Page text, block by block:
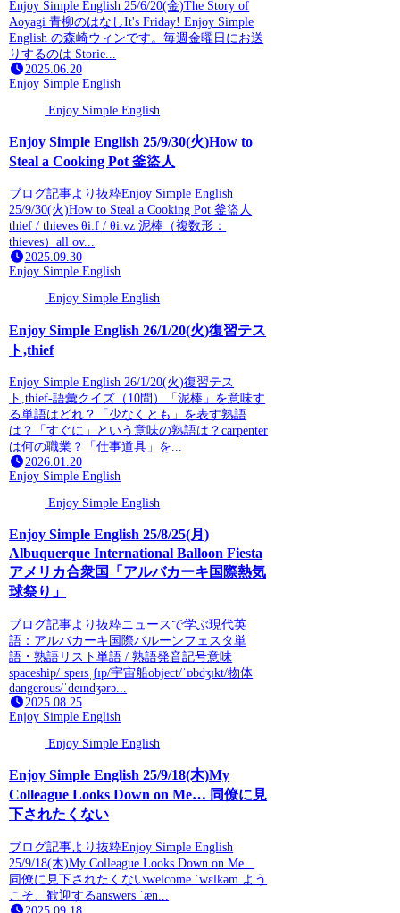
Enjoy Simple English 25/6/20(金)The Story of
Aoyagi 青柳のはなしIt's Friday! Enjoy Simple
English の森崎ウィンです。毎週金曜日にお送
りするのは Storie...
2025.06.20
Enjoy Simple English
Enjoy Simple English
Enjoy Simple English 25/9/30(火)How to
Steal a Cooking Pot 釜盜人
ブログ記事より抜粋Enjoy Simple English
25/9/30(火)How to Steal a Cooking Pot 釜盜人
thief / thieves θiːf / θiːvz 泥棒（複数形：
thieves）all ov...
2025.09.30
Enjoy Simple English
Enjoy Simple English
Enjoy Simple English 26/1/20(火)復習テス
ト,thief
Enjoy Simple English 26/1/20(火)復習テス
ト,thief-語彙クイズ（10問）「泥棒」を意味す
る単語はどれ？「少なくとも」を表す熟語
は？「すぐに」という意味の熟語は？carpenter
は何の職業？「仕事道具」を...
2026.01.20
Enjoy Simple English
Enjoy Simple English
Enjoy Simple English 25/8/25(月)
Albuquerque International Balloon Fiesta
アメリカ合衆国「アルバカーキ国際熱気
球祭り」
ブログ記事より抜粋ニュースで学ぶ現代英
語：アルバカーキ国際バルーンフェスタ単
語・熟語リスト単語 / 熟語発音記号意味
spaceship/ˈspeɪsˌʃɪp/宇宙船object/ˈɒbdʒɪkt/物体
dangerous/ˈdeɪndʒərə...
2025.08.25
Enjoy Simple English
Enjoy Simple English
Enjoy Simple English 25/9/18(木)My
Colleague Looks Down on Me… 同僚に見
下されたくない
ブログ記事より抜粋Enjoy Simple English
25/9/18(木)My Colleague Looks Down on Me...
同僚に見下されたくないwelcome ˈwɛlkəm よう
こそ、歓迎するanswers ˈæn...